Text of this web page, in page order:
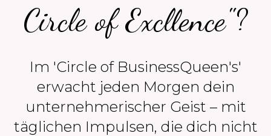
Circle of Excllence"?
Im 'Circle of BusinessQueen's'
erwacht jeden Morgen dein
unternehmerischer Geist – mit
täglichen Impulsen, die dich nicht